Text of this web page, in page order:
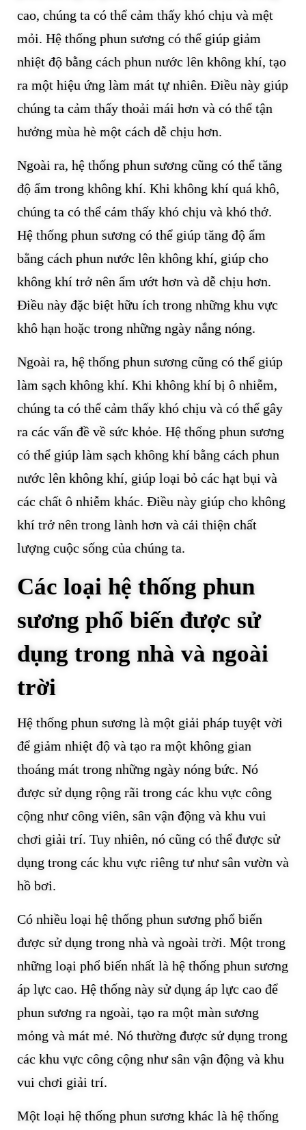
cao, chúng ta có thể cảm thấy khó chịu và mệt
mỏi. Hệ thống phun sương có thể giúp giảm
nhiệt độ bằng cách phun nước lên không khí, tạo
ra một hiệu ứng làm mát tự nhiên. Điều này giúp
chúng ta cảm thấy thoải mái hơn và có thể tận
hưởng mùa hè một cách dễ chịu hơn.
Ngoài ra, hệ thống phun sương cũng có thể tăng
độ ẩm trong không khí. Khi không khí quá khô,
chúng ta có thể cảm thấy khó chịu và khó thở.
Hệ thống phun sương có thể giúp tăng độ ẩm
bằng cách phun nước lên không khí, giúp cho
không khí trở nên ẩm ướt hơn và dễ chịu hơn.
Điều này đặc biệt hữu ích trong những khu vực
khô hạn hoặc trong những ngày nắng nóng.
Ngoài ra, hệ thống phun sương cũng có thể giúp
làm sạch không khí. Khi không khí bị ô nhiễm,
chúng ta có thể cảm thấy khó chịu và có thể gây
ra các vấn đề về sức khỏe. Hệ thống phun sương
có thể giúp làm sạch không khí bằng cách phun
nước lên không khí, giúp loại bỏ các hạt bụi và
các chất ô nhiễm khác. Điều này giúp cho không
khí trở nên trong lành hơn và cải thiện chất
lượng cuộc sống của chúng ta.
Các loại hệ thống phun
sương phổ biến được sử
dụng trong nhà và ngoài
trời
Hệ thống phun sương là một giải pháp tuyệt vời
để giảm nhiệt độ và tạo ra một không gian
thoáng mát trong những ngày nóng bức. Nó
được sử dụng rộng rãi trong các khu vực công
cộng như công viên, sân vận động và khu vui
chơi giải trí. Tuy nhiên, nó cũng có thể được sử
dụng trong các khu vực riêng tư như sân vườn và
hồ bơi.
Có nhiều loại hệ thống phun sương phổ biến
được sử dụng trong nhà và ngoài trời. Một trong
những loại phổ biến nhất là hệ thống phun sương
áp lực cao. Hệ thống này sử dụng áp lực cao để
phun sương ra ngoài, tạo ra một màn sương
mỏng và mát mẻ. Nó thường được sử dụng trong
các khu vực công cộng như sân vận động và khu
vui chơi giải trí.
Một loại hệ thống phun sương khác là hệ thống